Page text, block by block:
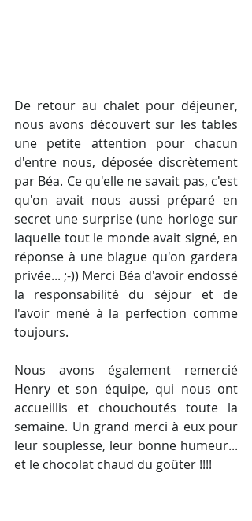
De retour au chalet pour déjeuner,
nous avons découvert sur les tables
une petite attention pour chacun
d'entre nous, déposée discrètement
par Béa. Ce qu'elle ne savait pas, c'est
qu'on avait nous aussi préparé en
secret une surprise (une horloge sur
laquelle tout le monde avait signé, en
réponse à une blague qu'on gardera
privée... ;-)) Merci Béa d'avoir endossé
la responsabilité du séjour et de
l'avoir mené à la perfection comme
toujours.
Nous avons également remercié
Henry et son équipe, qui nous ont
accueillis et chouchoutés toute la
semaine. Un grand merci à eux pour
leur souplesse, leur bonne humeur...
et le chocolat chaud du goûter !!!!